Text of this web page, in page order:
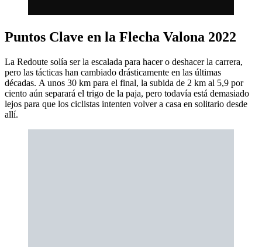
Puntos Clave en la Flecha Valona 2022
La Redoute solía ser la escalada para hacer o deshacer la carrera,
pero las tácticas han cambiado drásticamente en las últimas
décadas. A unos 30 km para el final, la subida de 2 km al 5,9 por
ciento aún separará el trigo de la paja, pero todavía está demasiado
lejos para que los ciclistas intenten volver a casa en solitario desde
allí.